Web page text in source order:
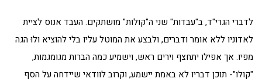
לדברי הגרי"ד, ב"עבדות" שני ה"קולות" מושתקים. העבד אנוס לציית
לאדוניו ללא אומר ודברים, ולבצע את המוטל עליו בלי להוציא ולוּ הגה
מפיו. אך אפילו יתחצף וירים ראש, וישמיע כמה הברות מגומגמות,
"קולו"- תוכן דבריו לא באמת יישמע, וקרוב לוודאי שיידחה על הסף